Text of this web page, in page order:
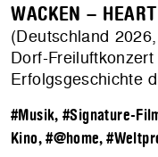
WACKEN –
(Deutschland
Dorf-
Erfolgsgeschichte
#Musik,#Signature-
Kino,#@home,